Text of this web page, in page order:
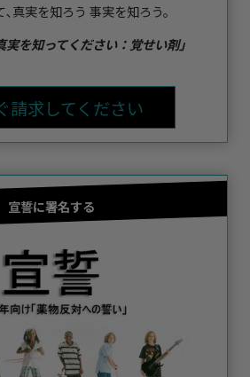
真実を知ろう 事実を知ろう。
実を知ってください：覚せい剤」
請求してください
宣誓に署名する